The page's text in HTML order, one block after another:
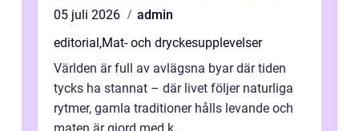
05 juli 2026
admin
editorial ,Mat- och dryckesupplevelser
Världen är full av avlägsna byar där tiden
tycks ha stannat – där livet följer naturliga
rytmer, gamla traditioner hålls levande och